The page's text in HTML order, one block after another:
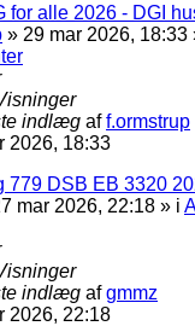
for alle 2026 - DGI
» 29 mar 2026, 18:33
indlæg aff.ormstrup
2026, 18:33
779 DSB EB 3320
mar 2026, 22:18 » i
indlæg afgmmz
2026, 22:18